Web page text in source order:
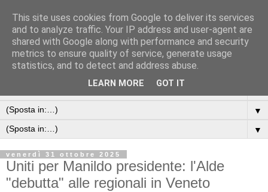
▼
▼
venerdì 31 ottobre 2025
Uniti per Manildo presidente: l'Alde
"debutta" alle regionali in Veneto
This site uses cookies from Google to deliver its services
and to analyze traffic. Your IP address and user-agent are
shared with Google along with performance and security
metrics to ensure quality of service, generate usage
statistics, and to detect and address abuse.
LEARN MORE GOT IT